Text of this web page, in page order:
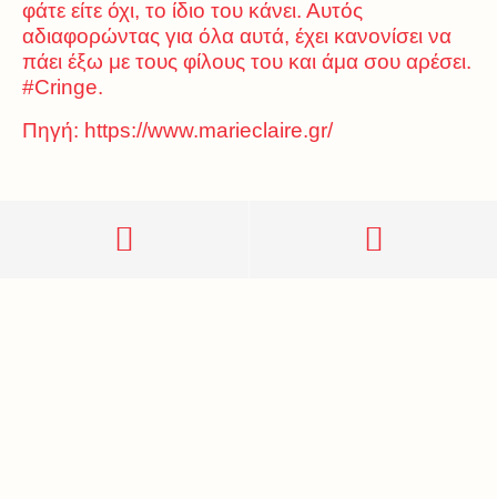
φάτε είτε όχι, το ίδιο του κάνει. Αυτός
αδιαφορώντας για όλα αυτά, έχει κανονίσει να
πάει έξω με τους φίλους του και άμα σου αρέσει.
#Cringe.
Πηγή: https://www.marieclaire.gr/